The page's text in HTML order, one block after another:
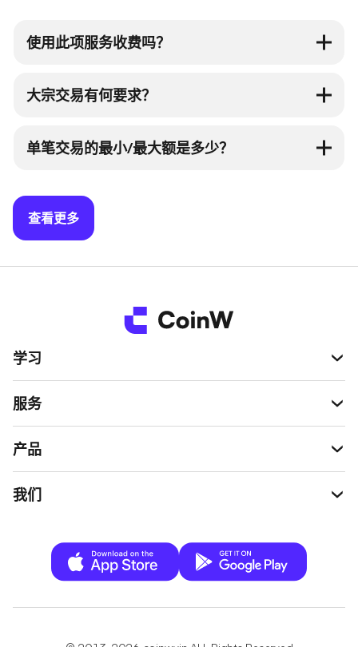
使用此项服务收费吗？
大宗交易有何要求？
单笔交易的最小/最大额是多少？
查看更多
学习
服务
产品
我们